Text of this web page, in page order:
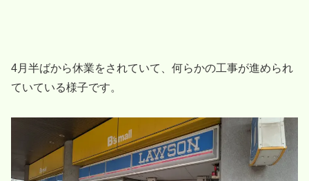
4月半ばから休業をされていて、何らかの工事が進められ
ていている様子です。